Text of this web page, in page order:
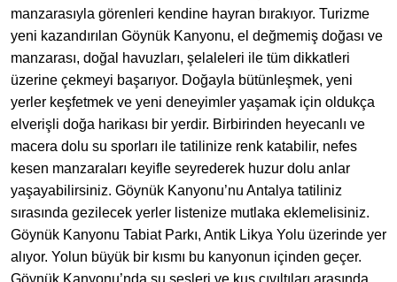
manzarasıyla görenleri kendine hayran bırakıyor. Turizme
yeni kazandırılan Göynük Kanyonu, el değmemiş doğası ve
manzarası, doğal havuzları, şelaleleri ile tüm dikkatleri
üzerine çekmeyi başarıyor. Doğayla bütünleşmek, yeni
yerler keşfetmek ve yeni deneyimler yaşamak için oldukça
elverişli doğa harikası bir yerdir. Birbirinden heyecanlı ve
macera dolu su sporları ile tatilinize renk katabilir, nefes
kesen manzaraları keyifle seyrederek huzur dolu anlar
yaşayabilirsiniz. Göynük Kanyonu’nu Antalya tatiliniz
sırasında gezilecek yerler listenize mutlaka eklemelisiniz.
Göynük Kanyonu Tabiat Parkı, Antik Likya Yolu üzerinde yer
alıyor. Yolun büyük bir kısmı bu kanyonun içinden geçer.
Göynük Kanyonu’nda su sesleri ve kuş cıvıltıları arasında